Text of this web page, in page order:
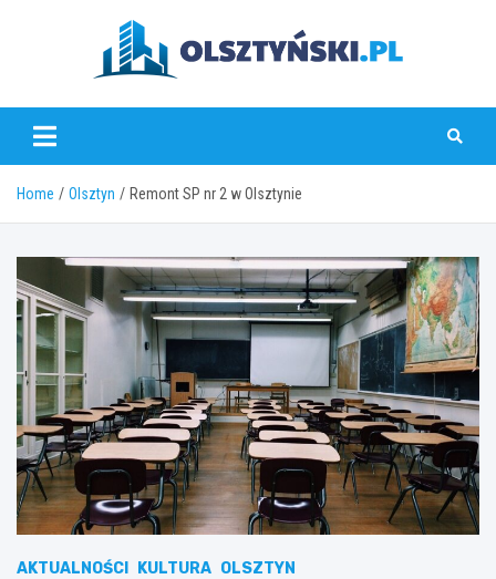
olsztynski.pl
Home Olsztyn Remont SP nr 2 w Olsztynie
AKTUALNOŚCI KULTURA OLSZTYN